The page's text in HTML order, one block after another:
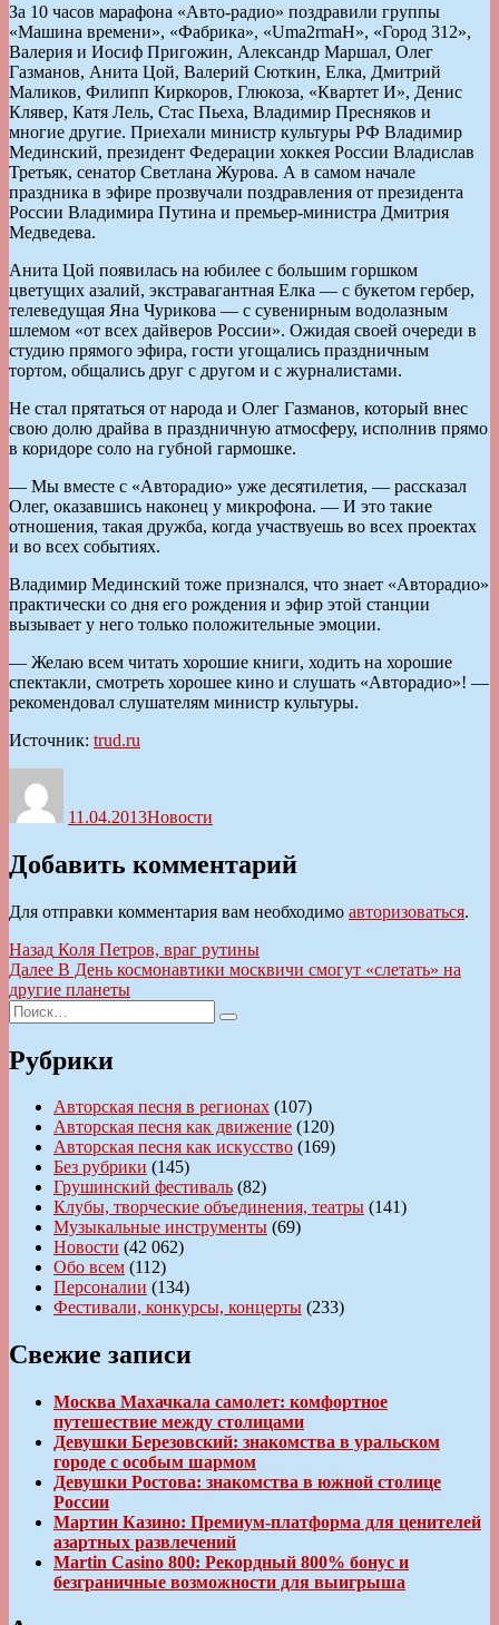
За 10 часов марафона «Авто-радио» поздравили группы
«Машина времени», «Фабрика», «Uma2rmaH», «Город 312»,
Валерия и Иосиф Пригожин, Александр Маршал, Олег
Газманов, Анита Цой, Валерий Сюткин, Елка, Дмитрий
Маликов, Филипп Киркоров, Глюкоза, «Квартет И», Денис
Клявер, Катя Лель, Стас Пьеха, Владимир Пресняков и
многие другие. Приехали министр культуры РФ Владимир
Мединский, президент Федерации хоккея России Владислав
Третьяк, сенатор Светлана Журова. А в самом начале
праздника в эфире прозвучали поздравления от президента
России Владимира Путина и премьер-министра Дмитрия
Медведева.
Анита Цой появилась на юбилее с большим горшком
цветущих азалий, экстравагантная Елка — с букетом гербер,
телеведущая Яна Чурикова — с сувенирным водолазным
шлемом «от всех дайверов России». Ожидая своей очереди в
студию прямого эфира, гости угощались праздничным
тортом, общались друг с другом и с журналистами.
Не стал прятаться от народа и Олег Газманов, который внес
свою долю драйва в праздничную атмосферу, исполнив прямо
в коридоре соло на губной гармошке.
— Мы вместе с «Авторадио» уже десятилетия, — рассказал
Олег, оказавшись наконец у микрофона. — И это такие
отношения, такая дружба, когда участвуешь во всех проектах
и во всех событиях.
Владимир Мединский тоже признался, что знает «Авторадио»
практически со дня его рождения и эфир этой станции
вызывает у него только положительные эмоции.
— Желаю всем читать хорошие книги, ходить на хорошие
спектакли, смотреть хорошее кино и слушать «Авторадио»! —
рекомендовал слушателям министр культуры.
Источник: trud.ru
11.04.2013Новости
Добавить комментарий
Для отправки комментария вам необходимо авторизоваться.
Навигация
по
записям
Назад Предыдущая
запись:
Коля Петров, враг рутины
Далее Следующая
запись:
В День космонавтики москвичи смогут «слетать» на
другие планеты
Искать:
Поиск
Рубрики
Авторская песня в регионах (107)
Авторская песня как движение (120)
Авторская песня как искусство (169)
Без рубрики (145)
Грушинский фестиваль (82)
Клубы, творческие объединения, театры (141)
Музыкальные инструменты (69)
Новости (42 062)
Обо всем (112)
Персоналии (134)
Фестивали, конкурсы, концерты (233)
Свежие записи
Москва Махачкала самолет: комфортное
путешествие между столицами
Девушки Березовский: знакомства в уральском
городе с особым шармом
Девушки Ростова: знакомства в южной столице
России
Мартин Казино: Премиум-платформа для ценителей
азартных развлечений
Martin Casino 800: Рекордный 800% бонус и
безграничные возможности для выигрыша